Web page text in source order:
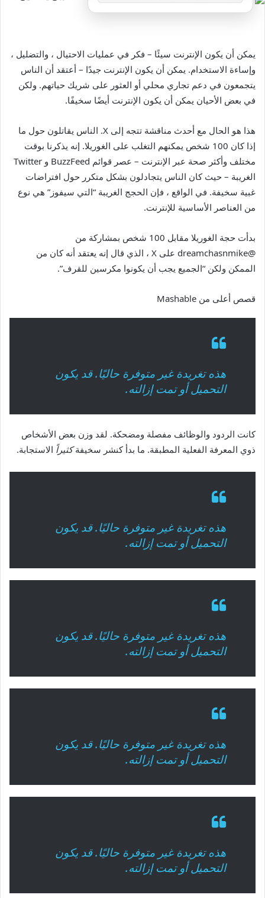
يمكن أن يكون الإنترنت سيئًا – فكر في عمليات الاحتيال ، والتضليل ،
وإساءة الاستخدام. يمكن أن يكون الإنترنت جيدًا – أعتقد أن الناس
يتجمعون في دعم تجاري محلي أو العثور على شريك حياتهم. ولكن
في بعض الأحيان يمكن أن يكون الإنترنت أيضًا سخيفًا.
هذا هو الحال مع أحدث مناقشة تتجه إلى X. الناس يقاتلون حول ما
إذا كان 100 شخص يمكنهم التغلب على الغوريلا. إنه يذكرنا بوقت
مختلف وأكثر صحة عبر الإنترنت – عصر قوائم BuzzFeed و Twitter
الغريبة – حيث كان الناس يتجادلون بشكل متكرر حول افتراضات
غبية سخيفة. في الواقع ، فإن الحجج الغريبة “التي سيفوز” هي نوع
من العناصر الأساسية للإنترنت.
بدأت حجة الغوريلا مقابل 100 شخص بمشاركة من
@dreamchasnmike على X ، الذي قال إنه يعتقد أنه كان من
الممكن ولكن “الجميع يجب أن يكونوا مكرسين للقرف”.
قصص أعلى من Mashable
هذه تغريدة غير متوفرة حاليًا. قد يكون
التحميل أو تمت إزالته.
كانت الردود والوظائف مفصلة ومضحكة. لقد وزن بعض الأشخاص
ذوي المعرفة الفعلية المطبقة. ما بدأ كنشر سخيفةكثيراً الاستجابة.
هذه تغريدة غير متوفرة حاليًا. قد يكون
التحميل أو تمت إزالته.
هذه تغريدة غير متوفرة حاليًا. قد يكون
التحميل أو تمت إزالته.
هذه تغريدة غير متوفرة حاليًا. قد يكون
التحميل أو تمت إزالته.
هذه تغريدة غير متوفرة حاليًا. قد يكون
التحميل أو تمت إزالته.